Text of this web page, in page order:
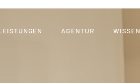
AGENTUR WISSEN